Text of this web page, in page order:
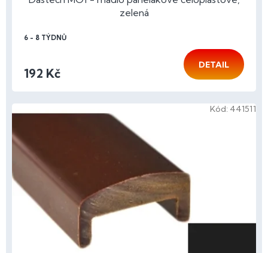
zelená
6 - 8 TÝDNŮ
192 Kč
DETAIL
Kód: 441511